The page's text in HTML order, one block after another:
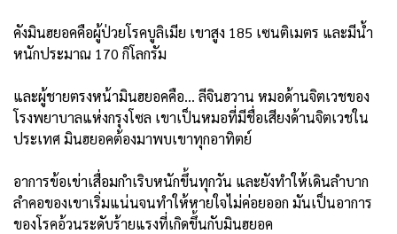
คังมินฮยอคคือผู้ป่วยโรคบูลิเมีย เขาสูง 185 เซนติเมตร และมีน้ำ
หนักประมาณ 170 กิโลกรัม
และผู้ชายตรงหน้ามินฮยอคคือ… ลีจินฮวาน หมอด้านจิตเวชของ
โรงพยาบาลแห่งกรุงโซล เขาเป็นหมอที่มีชื่อเสียงด้านจิตเวชใน
ประเทศ มินฮยอคต้องมาพบเขาทุกอาทิตย์
อาการข้อเข่าเสื่อมกำเริบหนักขึ้นทุกวัน และยังทำให้เดินลำบาก
ลำคอของเขาเริ่มแน่นจนทำให้หายใจไม่ค่อยออก มันเป็นอาการ
ของโรคอ้วนระดับร้ายแรงที่เกิดขึ้นกับมินฮยอค